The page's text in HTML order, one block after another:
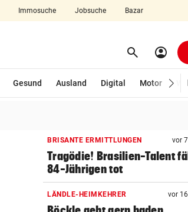
Immosuche Jobsuche Bazar
search Suchen
account_circle
Gesund Ausland Digital Motor
BRISANTE ERMITTLUNGEN vor
Tragödie! Brasilien-Talent
84-Jährigen tot
LÄNDLE-HEIMKEHRER vor